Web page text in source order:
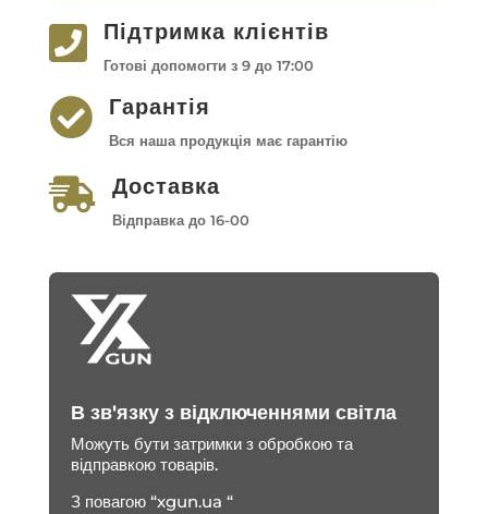
 Підтримка клієнтів
Готові допомогти з 9 до 17:00
 Гарантія
Вся наша продукція має гарантію
 Доставка
Відправка до 16-00
В зв'язку з відключеннями світла
Можуть бути затримки з обробкою та
відправкою товарів.
З повагою “xgun.ua “